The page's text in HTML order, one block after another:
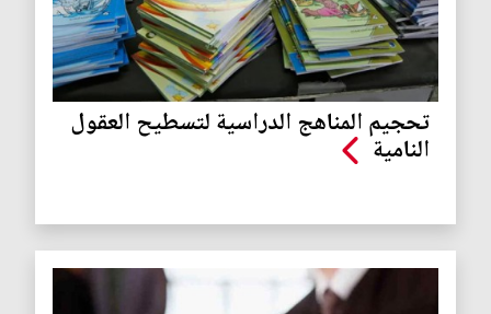
تحجيم المناهج الدراسية لتسطيح العقول
النامية